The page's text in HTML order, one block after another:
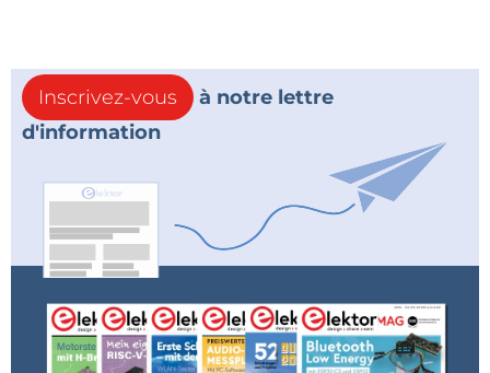
Inscrivez-vous
à notre lettre
d'information